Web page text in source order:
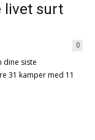
livet surt
0
dine siste
31 kamper med 11